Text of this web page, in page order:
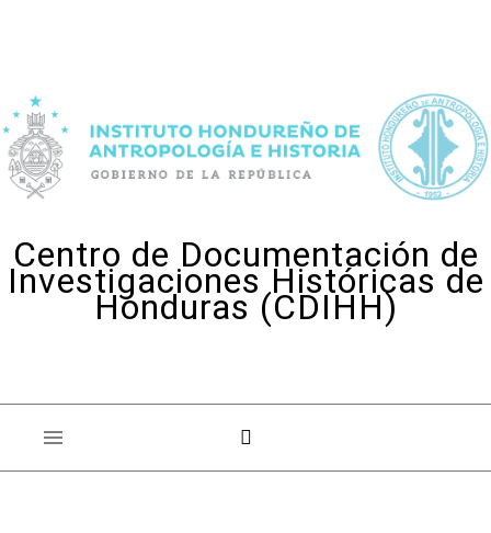
Centro de Documentación de
Investigaciones Históricas de
Honduras (CDIHH)